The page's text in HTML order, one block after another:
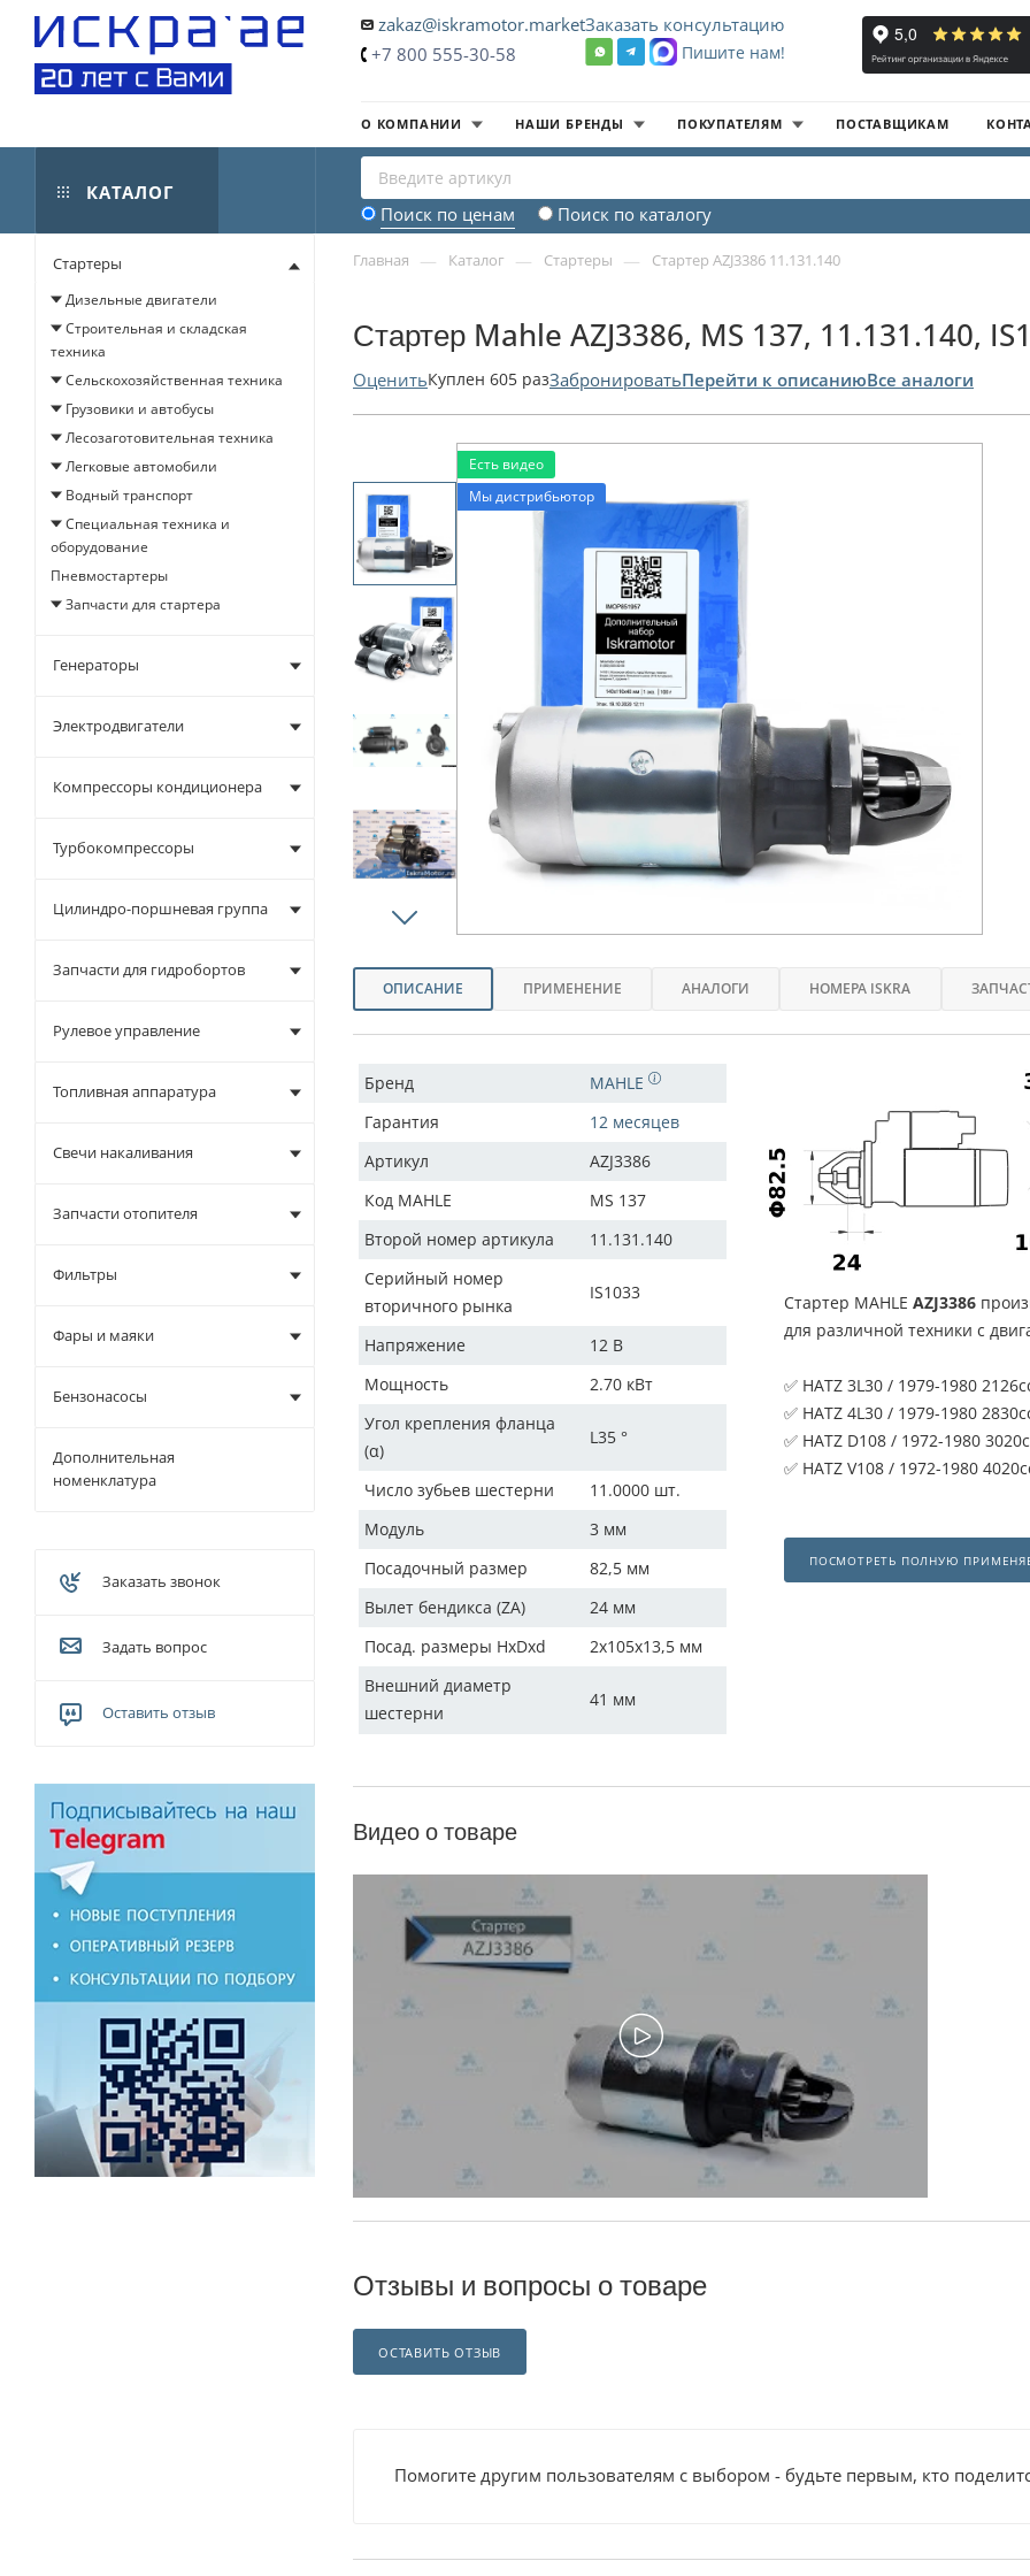
zakaz@iskramotor.market
+7 800 555-30-58
Заказать консультацию
Пишите нам!
О КОМПАНИИ НАШИ БРЕНДЫ ПОКУПАТЕЛЯМ ПОСТАВЩИКАМ
КАТАЛОГ
Поиск по ценам Поиск по каталогу
Главная — Каталог — Стартеры — Стартер AZJ3386 11.131.140
Стартер Mahle AZJ3386, MS 137, 11.131.140,
ОценитьКуплен 605 разЗабронироватьПерейти к описаниюВсе аналоги
Есть видео
Мы дистрибьютор
ОПИСАНИЕ ПРИМЕНЕНИЕ АНАЛОГИ НОМЕРА ISKRA
Бренд
MAHLE
Гарантия
12 месяцев
Артикул
AZJ3386
Код MAHLE
MS 137
Второй номер артикула
11.131.140
Серийный номер
вторичного рынка
IS1033
Напряжение
12 В
Мощность
2.70 кВт
Угол крепления фланца
(α)
L35 °
Число зубьев шестерни
11.0000 шт.
Модуль
3 мм
Посадочный размер
82,5 мм
Вылет бендикса (ZA)
24 мм
Посад. размеры HxDxd
2x105x13,5 мм
Внешний диаметр
шестерни
41 мм
Стартер MAHLE AZJ3386
для различной техники с
✅ HATZ 3L30 / 1979-1980
✅ HATZ 4L30 / 1979-1980
✅ HATZ D108 / 1972-1980
✅ HATZ V108 / 1972-1980
ПОСМОТРЕТЬ ПОЛНУЮ
Видео о товаре
Отзывы и вопросы о товаре
ОСТАВИТЬ ОТЗЫВ
Помогите другим пользователям с выбором - будьте первым, кто
Стартеры
Дизельные двигатели
Строительная и складская
техника
Сельскохозяйственная техника
Грузовики и автобусы
Лесозаготовительная техника
Легковые автомобили
Водный транспорт
Специальная техника и
оборудование
Пневмостартеры
Запчасти для стартера
Генераторы
Электродвигатели
Компрессоры кондиционера
Турбокомпрессоры
Цилиндро-поршневая группа
Запчасти для гидробортов
Рулевое управление
Топливная аппаратура
Свечи накаливания
Запчасти отопителя
Фильтры
Фары и маяки
Бензонасосы
Дополнительная
номенклатура
Заказать звонок
Задать вопрос
Оставить отзыв